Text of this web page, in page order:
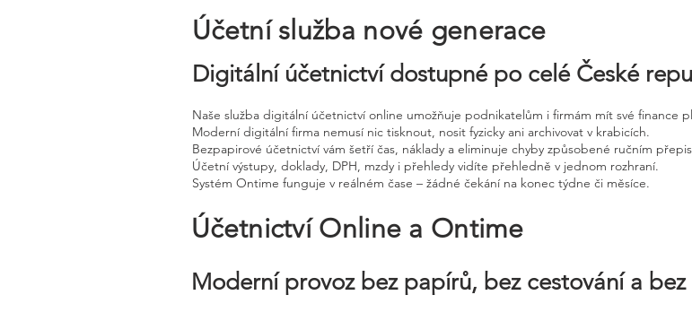
Účetní služba nové generace
Digitální účetnictví dostupné po celé České
Naše služba digitální účetnictví online umožňuje podnikatelům i firmám mít své finance
Moderní digitální firma nemusí nic tisknout, nosit fyzicky ani archivovat v krabicích.
Bezpapirové účetnictví vám šetří čas, náklady a eliminuje chyby způsobené ručním
Účetní výstupy, doklady, DPH, mzdy i přehledy vidíte přehledně v jednom rozhraní.
Systém Ontime funguje v reálném čase – žádné čekání na konec týdne či měsíce.
Účetnictví Online a Ontime
Moderní provoz bez papírů, bez cestování a bez